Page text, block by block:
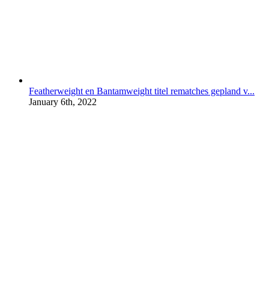
Featherweight en Bantamweight titel rematches gepland v...
January 6th, 2022